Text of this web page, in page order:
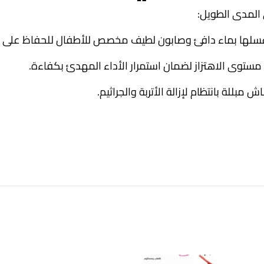
الطويل:
بماء دافئ وصابون لطيف مخصص للأطفال للحفاظ على
الاهتزاز لضمان استمرار الأداء المهدئ بكفاءة.
بانتظام لإزالة الأتربة والجراثيم.